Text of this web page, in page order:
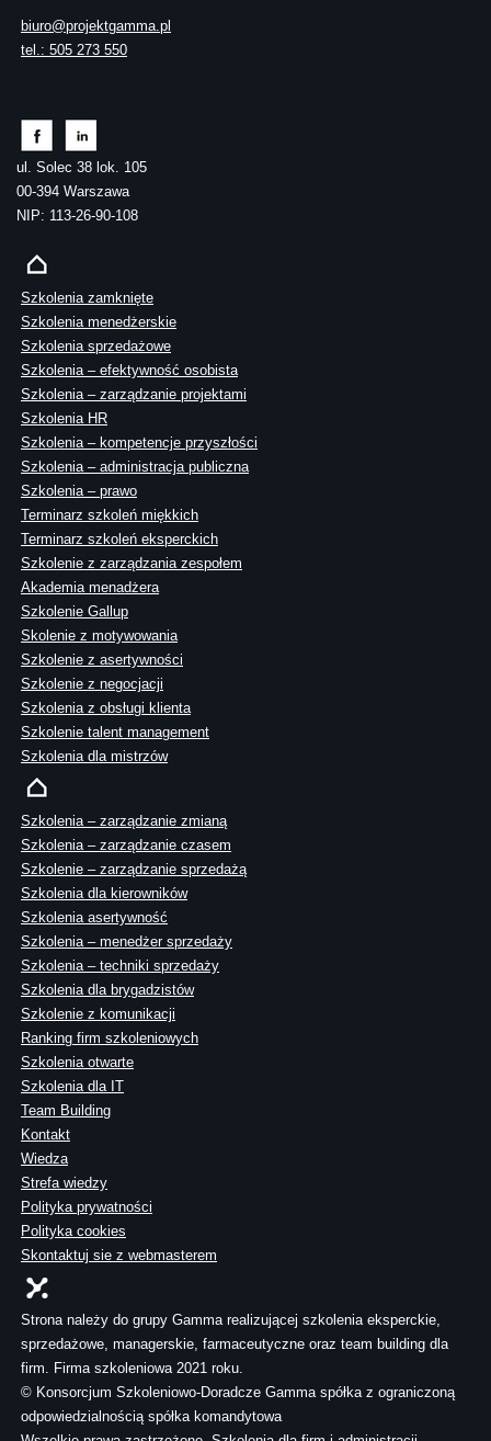
biuro@projektgamma.pl
tel.: 505 273 550
ul. Solec 38 lok. 105
00-394 Warszawa
NIP: 113-26-90-108
Szkolenia zamknięte
Szkolenia menedżerskie
Szkolenia sprzedażowe
Szkolenia – efektywność osobista
Szkolenia – zarządzanie projektami
Szkolenia HR
Szkolenia – kompetencje przyszłości
Szkolenia – administracja publiczna
Szkolenia – prawo
Terminarz szkoleń miękkich
Terminarz szkoleń eksperckich
Szkolenie z zarządzania zespołem
Akademia menadżera
Szkolenie Gallup
Skolenie z motywowania
Szkolenie z asertywności
Szkolenie z negocjacji
Szkolenia z obsługi klienta
Szkolenie talent management
Szkolenia dla mistrzów
Szkolenia – zarządzanie zmianą
Szkolenia – zarządzanie czasem
Szkolenie – zarządzanie sprzedażą
Szkolenia dla kierowników
Szkolenia asertywność
Szkolenia – menedżer sprzedaży
Szkolenia – techniki sprzedaży
Szkolenia dla brygadzistów
Szkolenie z komunikacji
Ranking firm szkoleniowych
Szkolenia otwarte
Szkolenia dla IT
Team Building
Kontakt
Wiedza
Strefa wiedzy
Polityka prywatności
Polityka cookies
Skontaktuj sie z webmasterem
Strona należy do grupy Gamma realizującej szkolenia eksperckie,
sprzedażowe, managerskie, farmaceutyczne oraz team building dla
firm. Firma szkoleniowa 2021 roku.
© Konsorcjum Szkoleniowo-Doradcze Gamma spółka z ograniczoną
odpowiedzialnością spółka komandytowa